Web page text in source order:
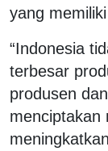
yang
“Indonesia
terbesar
produsen
menciptakan